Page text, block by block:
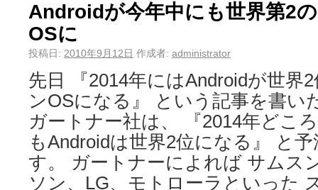
Androidが今年中にも世界第2
OSに
投稿日: 2010年9月12日 作成者: administrator
先日 『2014年にはAndroidが世界
ンOSになる』 という記事を書い
ガートナー社は、 『2014年どこ
もAndroidは世界2位になる』 と
す。 ガートナーによれば サムス
ソン、LG、モトローラといった